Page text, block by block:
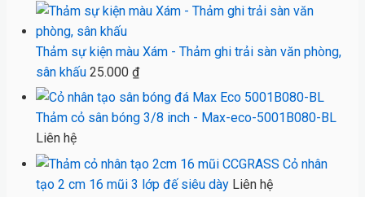
Thảm sự kiện màu Xám - Thảm ghi trải sàn văn phòng,
sân khấu 25.000 ₫
Thảm cỏ sân bóng 3/8 inch - Max-eco-5001B080-BL
Liên hệ
Cỏ nhân
tạo 2 cm 16 mũi 3 lớp đế siêu dày Liên hệ